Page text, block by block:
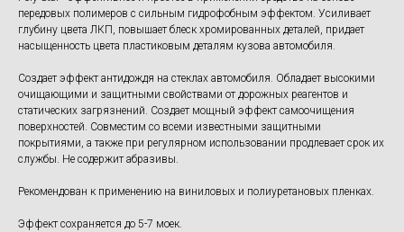
передовых полимеров с сильным гидрофобным эффектом. Усиливает
глубину цвета ЛКП, повышает блеск хромированных деталей, придает
насыщенность цвета пластиковым деталям кузова автомобиля.
Создает эффект антидождя на стеклах автомобиля. Обладает высокими
очищающими и защитными свойствами от дорожных реагентов и
статических загрязнений. Создает мощный эффект самоочищения
поверхностей. Совместим со всеми известными защитными
покрытиями, а также при регулярном использовании продлевает срок их
службы. Не содержит абразивы.
Рекомендован к применению на виниловых и полиуретановых пленках.
Эффект сохраняется до 5-7 моек.